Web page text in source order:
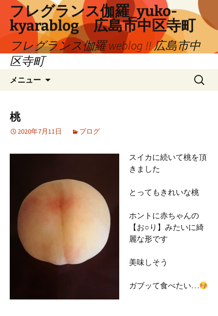
ツ
フレグランス伽羅_yuko-
kyarablog 広島市中区寺町
フレグランス伽羅 weblog !! 広島市中
区寺町
メニュー
検
索:
桃
2020年7月11日 ブログ
スイカに続いて桃を頂
きました
とってもきれいな桃
ホントに赤ちゃんの
【お○り】みたいに綺
麗な形です
美味しそう
ガブッて食べたい…